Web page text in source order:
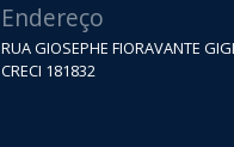
Endereço
RUA GIOSEPHE FIORAVANTE
CRECI 181832